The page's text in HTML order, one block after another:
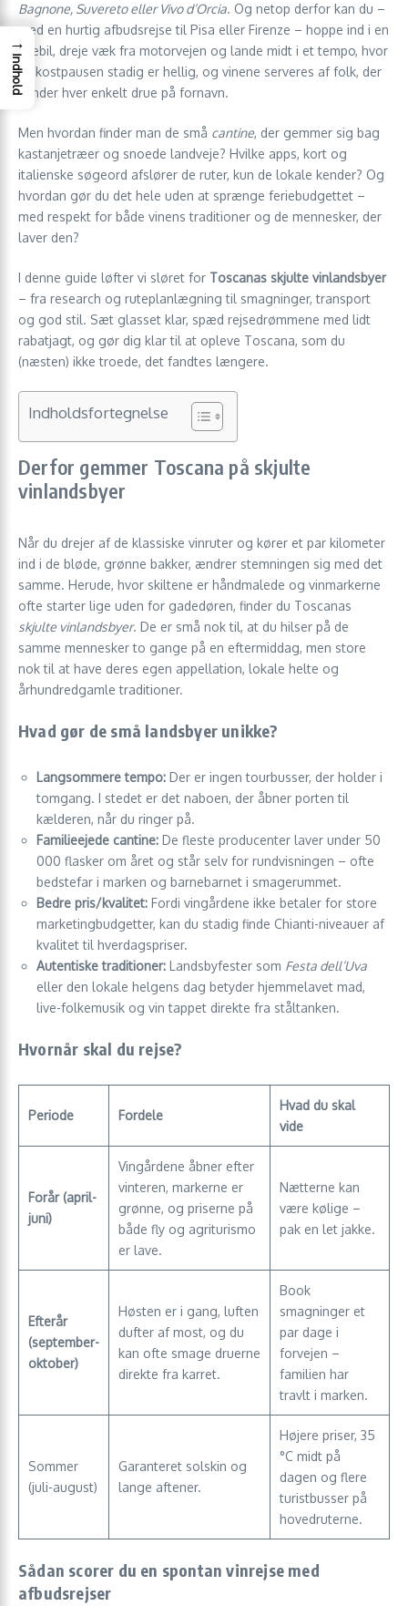
Bagnone, Suvereto eller Vivo d’Orcia. Og netop derfor kan du –
med en hurtig afbudsrejse til Pisa eller Firenze – hoppe ind i en
lejebil, dreje væk fra motorvejen og lande midt i et tempo, hvor
frokostpausen stadig er hellig, og vinene serveres af folk, der
kender hver enkelt drue på fornavn.
Men hvordan finder man de små cantine, der gemmer sig bag
kastanjetræer og snoede landveje? Hvilke apps, kort og
italienske søgeord afslører de ruter, kun de lokale kender? Og
hvordan gør du det hele uden at sprænge feriebudgettet –
med respekt for både vinens traditioner og de mennesker, der
laver den?
I denne guide løfter vi sløret for Toscanas skjulte vinlandsbyer
– fra research og ruteplanlægning til smagninger, transport
og god stil. Sæt glasset klar, spæd rejsedrømmene med lidt
rabatjagt, og gør dig klar til at opleve Toscana, som du
(næsten) ikke troede, det fandtes længere.
Indholdsfortegnelse
Derfor gemmer Toscana på skjulte
vinlandsbyer
Når du drejer af de klassiske vinruter og kører et par kilometer
ind i de bløde, grønne bakker, ændrer stemningen sig med det
samme. Herude, hvor skiltene er håndmalede og vinmarkerne
ofte starter lige uden for gadedøren, finder du Toscanas
skjulte vinlandsbyer. De er små nok til, at du hilser på de
samme mennesker to gange på en eftermiddag, men store
nok til at have deres egen appellation, lokale helte og
århundredgamle traditioner.
Hvad gør de små landsbyer unikke?
Langsommere tempo: Der er ingen tourbusser, der holder i
tomgang. I stedet er det naboen, der åbner porten til
kælderen, når du ringer på.
Familieejede cantine: De fleste producenter laver under 50
000 flasker om året og står selv for rundvisningen – ofte
bedstefar i marken og barnebarnet i smagerummet.
Bedre pris/kvalitet: Fordi vingårdene ikke betaler for store
marketingbudgetter, kan du stadig finde Chianti-niveauer af
kvalitet til hverdagspriser.
Autentiske traditioner: Landsbyfester som Festa dell’Uva
eller den lokale helgens dag betyder hjemmelavet mad,
live-folkemusik og vin tappet direkte fra ståltanken.
Hvornår skal du rejse?
Periode Fordele
Hvad du skal
vide
Forår (april-
juni)
Vingårdene åbner efter
vinteren, markerne er
grønne, og priserne på
både fly og agriturismo
er lave.
Nætterne kan
være kølige –
pak en let jakke.
Efterår
(september-
oktober)
Høsten er i gang, luften
dufter af most, og du
kan ofte smage druerne
direkte fra karret.
Book
smagninger et
par dage i
forvejen –
familien har
travlt i marken.
Sommer
(juli-august)
Garanteret solskin og
lange aftener.
Højere priser, 35
°C midt på
dagen og flere
turistbusser på
hovedruterne.
Sådan scorer du en spontan vinrejse med
afbudsrejser
→
Indhold